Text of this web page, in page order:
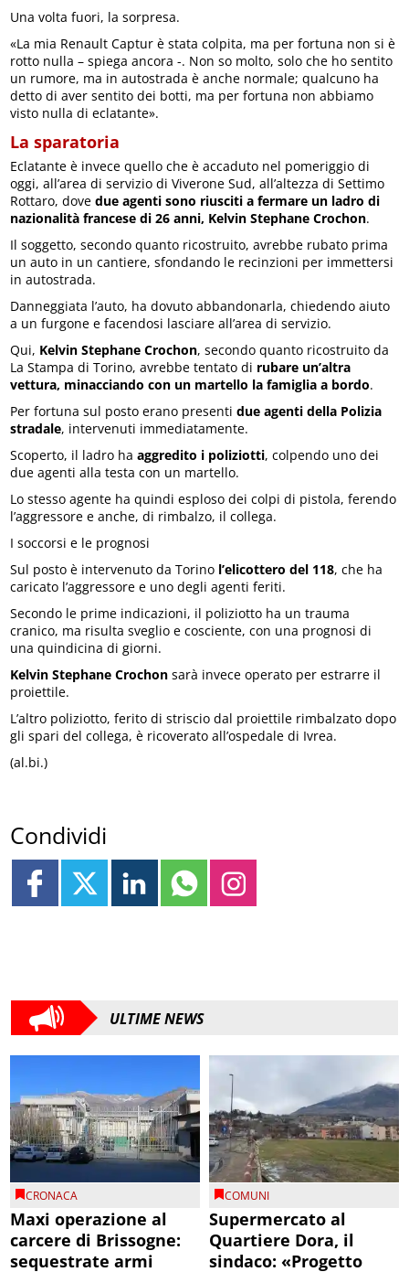
Una volta fuori, la sorpresa.
«La mia Renault Captur è stata colpita, ma per fortuna non si è
rotto nulla – spiega ancora -. Non so molto, solo che ho sentito
un rumore, ma in autostrada è anche normale; qualcuno ha
detto di aver sentito dei botti, ma per fortuna non abbiamo
visto nulla di eclatante».
La sparatoria
Eclatante è invece quello che è accaduto nel pomeriggio di
oggi, all’area di servizio di Viverone Sud, all’altezza di Settimo
Rottaro, dovedue agenti sono riusciti a fermare un ladro di
nazionalità francese di 26 anni, Kelvin Stephane Crochon.
Il soggetto, secondo quanto ricostruito, avrebbe rubato prima
un auto in un cantiere, sfondando le recinzioni per immettersi
in autostrada.
Danneggiata l’auto, ha dovuto abbandonarla, chiedendo aiuto
a un furgone e facendosi lasciare all’area di servizio.
Qui, Kelvin Stephane Crochon, secondo quanto ricostruito da
La Stampa di Torino, avrebbe tentato di rubare un’altra
vettura, minacciando con un martello la famiglia a bordo.
Per fortuna sul posto erano presenti due agenti della Polizia
stradale, intervenuti immediatamente.
Scoperto, il ladro haaggredito i poliziotti, colpendo uno dei
due agenti alla testa con un martello.
Lo stesso agente ha quindi esploso dei colpi di pistola, ferendo
l’aggressore e anche, di rimbalzo, il collega.
I soccorsi e le prognosi
Sul posto è intervenuto da Torino l’elicottero del 118, che ha
caricato l’aggressore e uno degli agenti feriti.
Secondo le prime indicazioni, il poliziotto ha un trauma
cranico, ma risulta sveglio e cosciente, con una prognosi di
una quindicina di giorni.
Kelvin Stephane Crochon sarà invece operato per estrarre il
proiettile.
L’altro poliziotto, ferito di striscio dal proiettile rimbalzato dopo
gli spari del collega, è ricoverato all’ospedale di Ivrea.
(al.bi.)
Condividi
ULTIME NEWS
CRONACA
Maxi operazione al
carcere di Brissogne:
sequestrate armi
COMUNI
Supermercato al
Quartiere Dora, il
sindaco: «Progetto